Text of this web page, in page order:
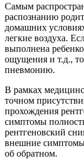
Самым
распознанию
домашних
легкие воздуха.
выполнена
ощущения и т.д.,
пневмонию.
В рамках
точном
прохождения
симптомы
рентгеновский
внешние симптомы
об обратном.